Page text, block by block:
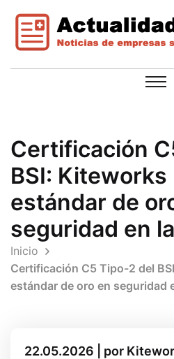
Certificación
BSI: Kiteworks
estándar de
seguridad en
Inicio
Certificación C5 Tipo-2 del
estándar de oro en seguridad
22.05.2026 | por